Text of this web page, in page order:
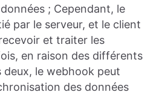
; Cependant, le
par le serveur, et le client
et traiter les
en raison des différents
deux, le webhook peut
des données